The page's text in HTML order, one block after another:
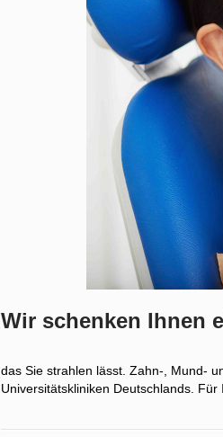
Wir schenken Ihnen
das Sie strahlen lässt. Zahn-, Mund-
Universitätskliniken Deutschlands.